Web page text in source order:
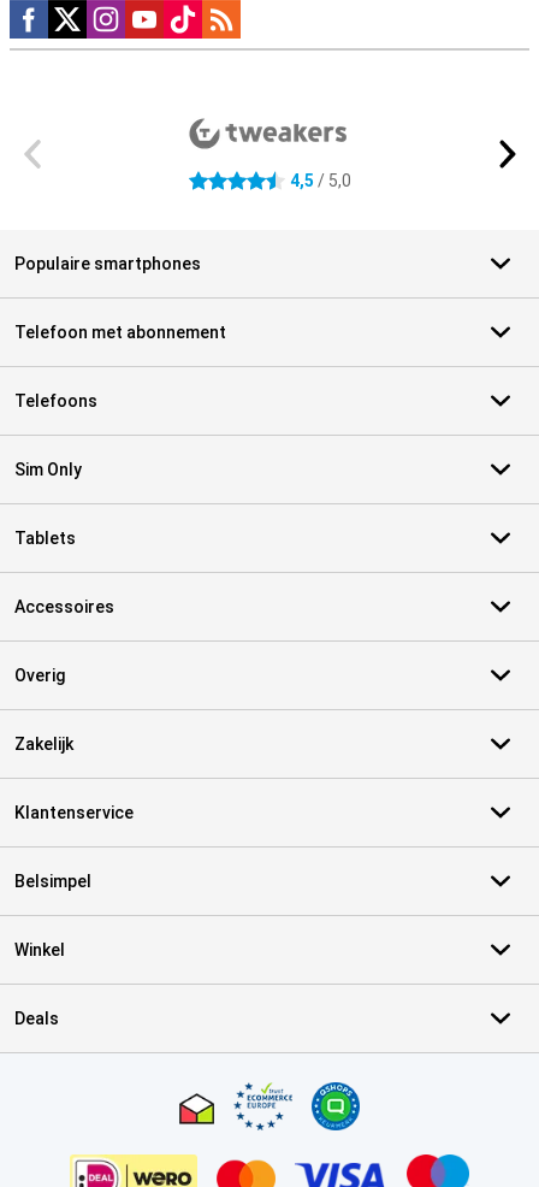
Social media
4.5 sterren 4,5 / 5,0
Populaire smartphones
Telefoon met abonnement
Telefoons
Sim Only
Tablets
Accessoires
Overig
Zakelijk
Klantenservice
Belsimpel
Winkel
Deals